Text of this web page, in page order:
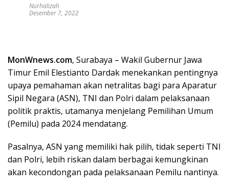
Nurhalizah
Desember 7, 2022
MonWnews.com, Surabaya – Wakil Gubernur Jawa
Timur Emil Elestianto Dardak menekankan pentingnya
upaya pemahaman akan netralitas bagi para Aparatur
Sipil Negara (ASN), TNI dan Polri dalam pelaksanaan
politik praktis, utamanya menjelang Pemilihan Umum
(Pemilu) pada 2024 mendatang.
Pasalnya, ASN yang memiliki hak pilih, tidak seperti TNI
dan Polri, lebih riskan dalam berbagai kemungkinan
akan kecondongan pada pelaksanaan Pemilu nantinya.